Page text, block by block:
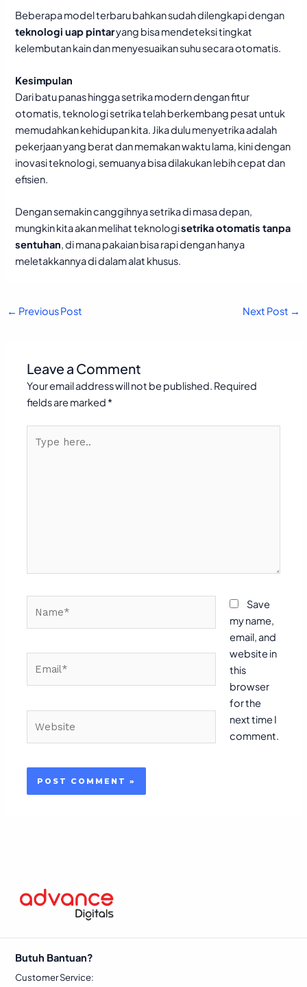
Beberapa model terbaru bahkan sudah dilengkapi dengan
teknologi uap pintaryang bisa mendeteksi tingkat
kelembutan kain dan menyesuaikan suhu secara otomatis.
Kesimpulan
Dari batu panas hingga setrika modern dengan fitur
otomatis, teknologi setrika telah berkembang pesat untuk
memudahkan kehidupan kita. Jika dulu menyetrika adalah
pekerjaan yang berat dan memakan waktu lama, kini dengan
inovasi teknologi, semuanya bisa dilakukan lebih cepat dan
efisien.
Dengan semakin canggihnya setrika di masa depan,
mungkin kita akan melihat teknologisetrika otomatis tanpa
sentuhan, di mana pakaian bisa rapi dengan hanya
meletakkannya di dalam alat khusus.
← Previous Post Next Post →
Leave a Comment
Your email address will not be published. Required
fields are marked *
here..
Save
my name,
email, and
website in
this
browser
for the
next time I
comment.
Butuh Bantuan?
Customer Service: